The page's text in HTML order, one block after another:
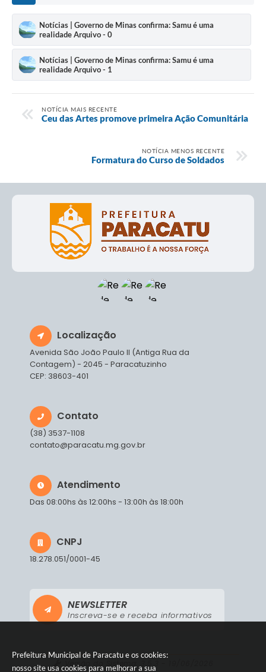
Prefeitura Municipal de Paracatu e os cookies:
nosso site usa cookies para melhorar a sua
Notícias | Governo de Minas confirma: Samu é uma
realidade Arquivo - 0
Notícias | Governo de Minas confirma: Samu é uma
realidade Arquivo - 1
NOTÍCIA MAIS RECENTE
Ceu das Artes promove primeira Ação Comunitária
NOTÍCIA MENOS RECENTE
Formatura do Curso de Soldados
Localização
Avenida São João Paulo II (Antiga Rua da
Contagem) - 2045 - Paracatuzinho
CEP: 38603-401
Contato
(38) 3537-1108
contato@paracatu.mg.gov.br
Atendimento
Das 08:00hs às 12:00hs - 13:00h às 18:00h
CNPJ
18.278.051/0001-45
NEWSLETTER
Inscreva-se e receba informativos
Versão do Sistema: